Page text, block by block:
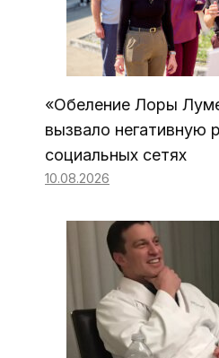
«Обеление Лоры
вызвало негативную
социальных сетях
10.08.2026